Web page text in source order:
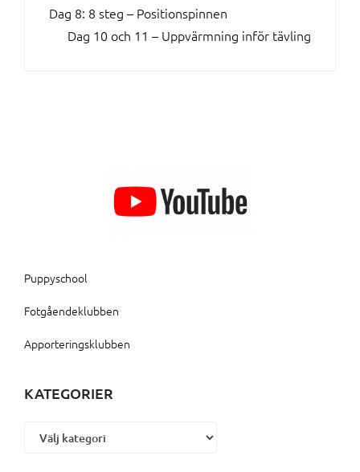
INLÄGGSNAVIGERING
Dag 8: 8 steg – Positionspinnen
Dag 10 och 11 – Uppvärmning inför tävling
Puppyschool
Fotgåendeklubben
Apporteringsklubben
KATEGORIER
Kategorier